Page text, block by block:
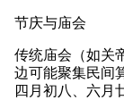
节庆与庙会
传统庙会（如关
边可能聚集民间
四月初八、六月